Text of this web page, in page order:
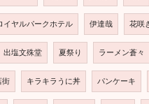
イヤルパークホテル 伊達哉 花咲
出塩文殊堂 夏祭り ラーメン蒼々
街 キラキラうに丼 パンケーキ